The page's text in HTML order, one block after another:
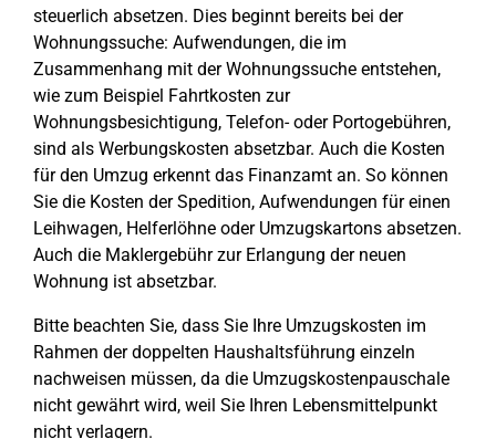
steuerlich absetzen. Dies beginnt bereits bei der
Wohnungssuche: Aufwendungen, die im
Zusammenhang mit der Wohnungssuche entstehen,
wie zum Beispiel Fahrtkosten zur
Wohnungsbesichtigung, Telefon- oder Portogebühren,
sind als Werbungskosten absetzbar. Auch die Kosten
für den Umzug erkennt das Finanzamt an. So können
Sie die Kosten der Spedition, Aufwendungen für einen
Leihwagen, Helferlöhne oder Umzugskartons absetzen.
Auch die Maklergebühr zur Erlangung der neuen
Wohnung ist absetzbar.
Bitte beachten Sie, dass Sie Ihre Umzugskosten im
Rahmen der doppelten Haushaltsführung einzeln
nachweisen müssen, da die Umzugskostenpauschale
nicht gewährt wird, weil Sie Ihren Lebensmittelpunkt
nicht verlagern.